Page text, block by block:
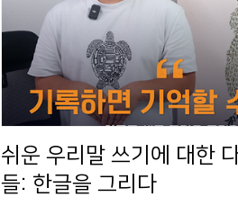
쉬운 우리말 쓰기에 대한
들: 한글을 그리다